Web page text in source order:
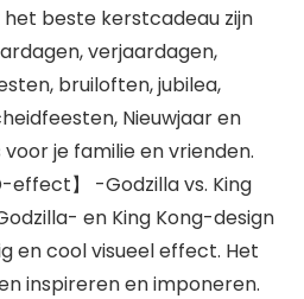
beste kerstcadeau zijn
verjaardagen,
bruiloften, jubilea,
Nieuwjaar en
je familie en vrienden.
effect】 -Godzilla vs. King
en King Kong-design
en cool visueel effect. Het
inspireren en imponeren.